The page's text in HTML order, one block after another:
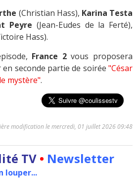
(Christian Hass), Karina Testa
Peyre (Jean-Eudes de la Ferté),
Hass).
France 2vous proposera
seconde partie de soirée "César
mystère".
modification le mercredi, 01 juillet 2026 09:48
TV • Newsletter
louper...